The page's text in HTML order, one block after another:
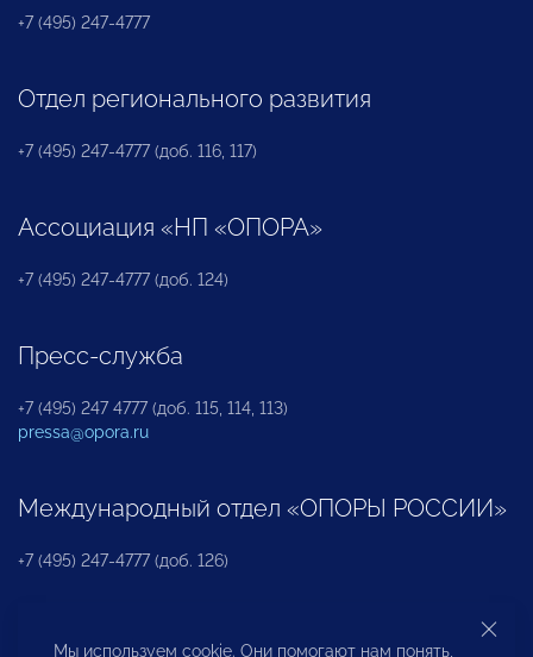
+7 (495) 247-4777
Отдел регионального развития
+7 (495) 247-4777 (доб. 116, 117)
Ассоциация «НП «ОПОРА»
+7 (495) 247-4777 (доб. 124)
Пресс-служба
+7 (495) 247 4777 (доб. 115, 114, 113)
pressa@opora.ru
Международный отдел «ОПОРЫ РОССИИ»
+7 (495) 247-4777 (доб. 126)
Бюро по защите прав предпринимателей и
Мы используем cookie. Они помогают нам понять,